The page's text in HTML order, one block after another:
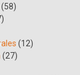
(58)
(12)
(27)